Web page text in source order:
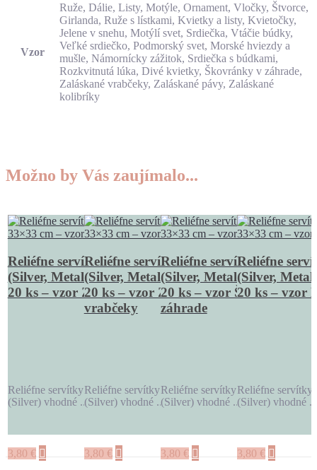
Vzor
Ruže, Dálie, Listy, Motýle, Ornament, Vločky, Štvorce,
Girlanda, Ruže s lístkami, Kvietky a listy, Kvietočky,
Jelene v snehu, Motýlí svet, Srdiečka, Vtáčie búdky,
Veľké srdiečko, Podmorský svet, Morské hviezdy a
mušle, Námornícky zážitok, Srdiečka s búdkami,
Rozkvitnutá lúka, Divé kvietky, Škovránky v záhrade,
Zaláskané vrabčeky, Zaláskané pávy, Zaláskané
kolibríky
Možno by Vás zaujímalo...
Reliéfne servítky strieborné
(Silver, Metallic) 33×33 cm,
20 ks – vzor Zaláskané pávy
Reliéfne servítky v odtieni strieborná
(Silver) vhodné ...
3,80 €
Reliéfne servítky strieborné
(Silver, Metallic) 33×33 cm,
20 ks – vzor Zaláskané
vrabčeky
Reliéfne servítky v odtieni strieborná
(Silver) vhodné ...
3,80 €
Reliéfne servítky strieborné
(Silver, Metallic) 33×33 cm,
20 ks – vzor Škovránky v
záhrade
Reliéfne servítky v odtieni
(Silver) vhodné ...
3,80 €
Reliéfne
(Silver,
20 ks – vzor
Reliéfne servítky
(Silver) vhodné ...
3,80 €